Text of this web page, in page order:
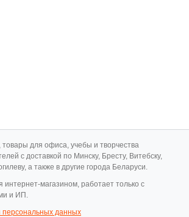
товары для офиса, учебы и творчества
с доставкой по Минску, Бресту, Витебску,
а также в другие города Беларуси.
интернет-магазином, работает только с
и ИП.
персональных данных